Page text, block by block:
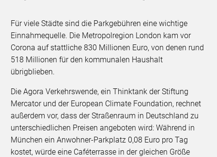
Für viele Städte sind die Parkgebühren eine wichtige
Einnahmequelle. Die Metropolregion London kam vor
Corona auf stattliche 830 Millionen Euro, von denen rund
518 Millionen für den kommunalen Haushalt
übrigblieben.
Die Agora Verkehrswende, ein Thinktank der Stiftung
Mercator und der European Climate Foundation, rechnet
außerdem vor, dass der Straßenraum in Deutschland zu
unterschiedlichen Preisen angeboten wird: Während in
München ein Anwohner-Parkplatz 0,08 Euro pro Tag
kostet, würde eine Caféterrasse in der gleichen Größe